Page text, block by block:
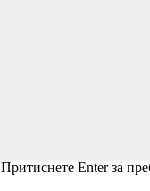
Притиснете Enter за